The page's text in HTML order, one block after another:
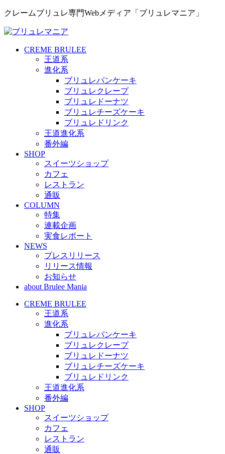
クレームブリュレ専門Webメディア「ブリュレマニア」
CREME BRULEE
王道系
進化系
ブリュレパンケーキ
ブリュレクレープ
ブリュレドーナツ
ブリュレチーズケーキ
ブリュレドリンク
王道進化系
番外編
SHOP
スイーツショップ
カフェ
レストラン
通販
COLUMN
特集
連載企画
実食レポート
NEWS
プレスリリース
リリース情報
お知らせ
about Brulee Mania
CREME BRULEE
王道系
進化系
ブリュレパンケーキ
ブリュレクレープ
ブリュレドーナツ
ブリュレチーズケーキ
ブリュレドリンク
王道進化系
番外編
SHOP
スイーツショップ
カフェ
レストラン
通販